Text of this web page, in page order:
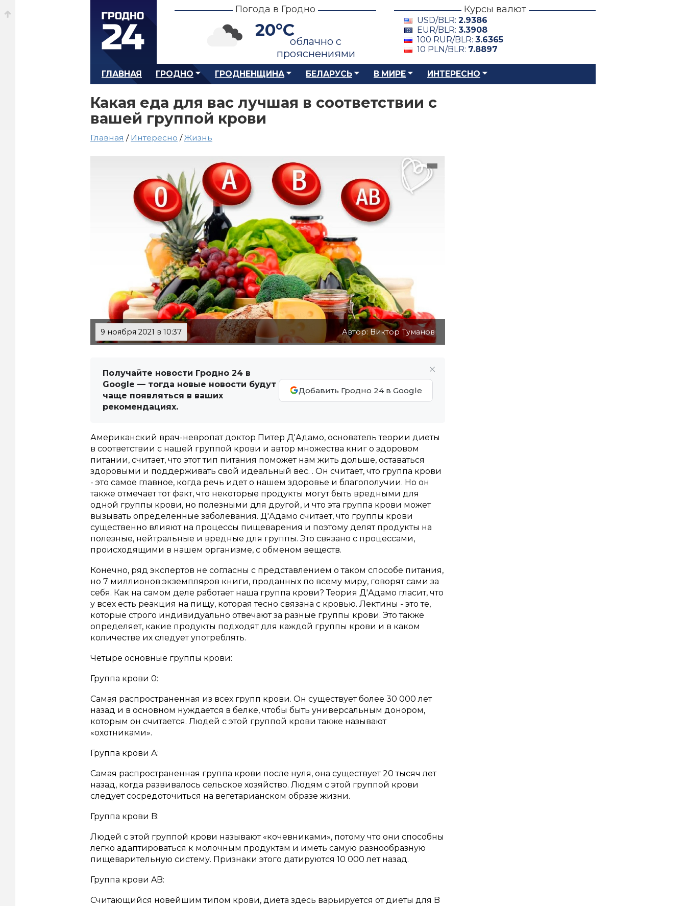
Погода в Гродно
20°C
облачно с
прояснениями
Курсы валют
USD/BLR: 2.9386
EUR/BLR: 3.3908
100 RUR/BLR: 3.6365
10 PLN/BLR: 7.8897
ГЛАВНАЯ ГРОДНО ГРОДНЕНЩИНА БЕЛАРУСЬ В МИРЕ ИНТЕРЕСНО
Какая еда для вас лучшая в соответствии с
вашей группой крови
Главная / Интересно /Жизнь
9 ноября 2021 в 10:37 Автор: Виктор Туманов
Получайте новости Гродно 24 в
Google — тогда новые новости будут
чаще появляться в ваших
рекомендациях.
Добавить Гродно 24 в Google
Американский врач-невропат доктор Питер Д'Адамо, основатель теории диеты
в соответствии с нашей группой крови и автор множества книг о здоровом
питании, считает, что этот тип питания поможет нам жить дольше, оставаться
здоровыми и поддерживать свой идеальный вес. . Он считает, что группа крови
- это самое главное, когда речь идет о нашем здоровье и благополучии. Но он
также отмечает тот факт, что некоторые продукты могут быть вредными для
одной группы крови, но полезными для другой, и что эта группа крови может
вызывать определенные заболевания. Д'Адамо считает, что группы крови
существенно влияют на процессы пищеварения и поэтому делят продукты на
полезные, нейтральные и вредные для группы. Это связано с процессами,
происходящими в нашем организме, с обменом веществ.
Конечно, ряд экспертов не согласны с представлением о таком способе питания,
но 7 миллионов экземпляров книги, проданных по всему миру, говорят сами за
себя. Как на самом деле работает наша группа крови? Теория Д'Адамо гласит, что
у всех есть реакция на пищу, которая тесно связана с кровью. Лектины - это те,
которые строго индивидуально отвечают за разные группы крови. Это также
определяет, какие продукты подходят для каждой группы крови и в каком
количестве их следует употреблять.
Четыре основные группы крови:
Группа крови 0:
Самая распространенная из всех групп крови. Он существует более 30 000 лет
назад и в основном нуждается в белке, чтобы быть универсальным донором,
которым он считается. Людей с этой группой крови также называют
«охотниками».
Группа крови А:
Самая распространенная группа крови после нуля, она существует 20 тысяч лет
назад, когда развивалось сельское хозяйство. Людям с этой группой крови
следует сосредоточиться на вегетарианском образе жизни.
Группа крови B:
Людей с этой группой крови называют «кочевниками», потому что они способны
легко адаптироваться к молочным продуктам и иметь самую разнообразную
пищеварительную систему. Признаки этого датируются 10 000 лет назад.
Группа крови AB:
Считающийся новейшим типом крови, диета здесь варьируется от диеты для B